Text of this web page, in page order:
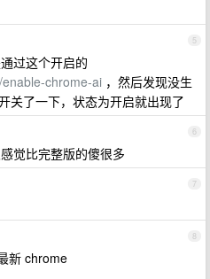
5
过这个开启的
chrome-ai ，然后发现没生
关了一下，状态为开启就出现了
6
觉比完整版的傻很多
7
8
新 chrome